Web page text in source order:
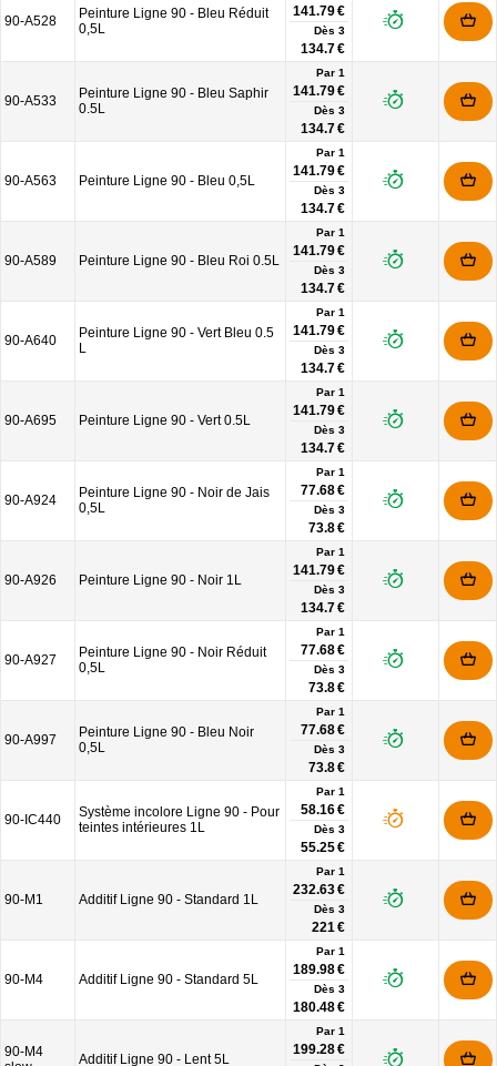
90-A528
Peinture Ligne 90 - Bleu Réduit
0,5L
141.79 €
Dès 3
134.7 €
90-A533
Peinture Ligne 90 - Bleu Saphir
0.5L
Par 1
141.79 €
Dès 3
134.7 €
90-A563 Peinture Ligne 90 - Bleu 0,5L
Par 1
141.79 €
Dès 3
134.7 €
90-A589 Peinture Ligne 90 - Bleu Roi 0.5L
Par 1
141.79 €
Dès 3
134.7 €
90-A640
Peinture Ligne 90 - Vert Bleu 0.5
L
Par 1
141.79 €
Dès 3
134.7 €
90-A695 Peinture Ligne 90 - Vert 0.5L
Par 1
141.79 €
Dès 3
134.7 €
90-A924
Peinture Ligne 90 - Noir de Jais
0,5L
Par 1
77.68 €
Dès 3
73.8 €
90-A926 Peinture Ligne 90 - Noir 1L
Par 1
141.79 €
Dès 3
134.7 €
90-A927
Peinture Ligne 90 - Noir Réduit
0,5L
Par 1
77.68 €
Dès 3
73.8 €
90-A997
Peinture Ligne 90 - Bleu Noir
0,5L
Par 1
77.68 €
Dès 3
73.8 €
90-IC440
Système incolore Ligne 90 - Pour
teintes intérieures 1L
Par 1
58.16 €
Dès 3
55.25 €
90-M1 Additif Ligne 90 - Standard 1L
Par 1
232.63 €
Dès 3
221 €
90-M4 Additif Ligne 90 - Standard 5L
Par 1
189.98 €
Dès 3
180.48 €
90-M4
Additif Ligne 90 - Lent 5L
Par 1
199.28 €